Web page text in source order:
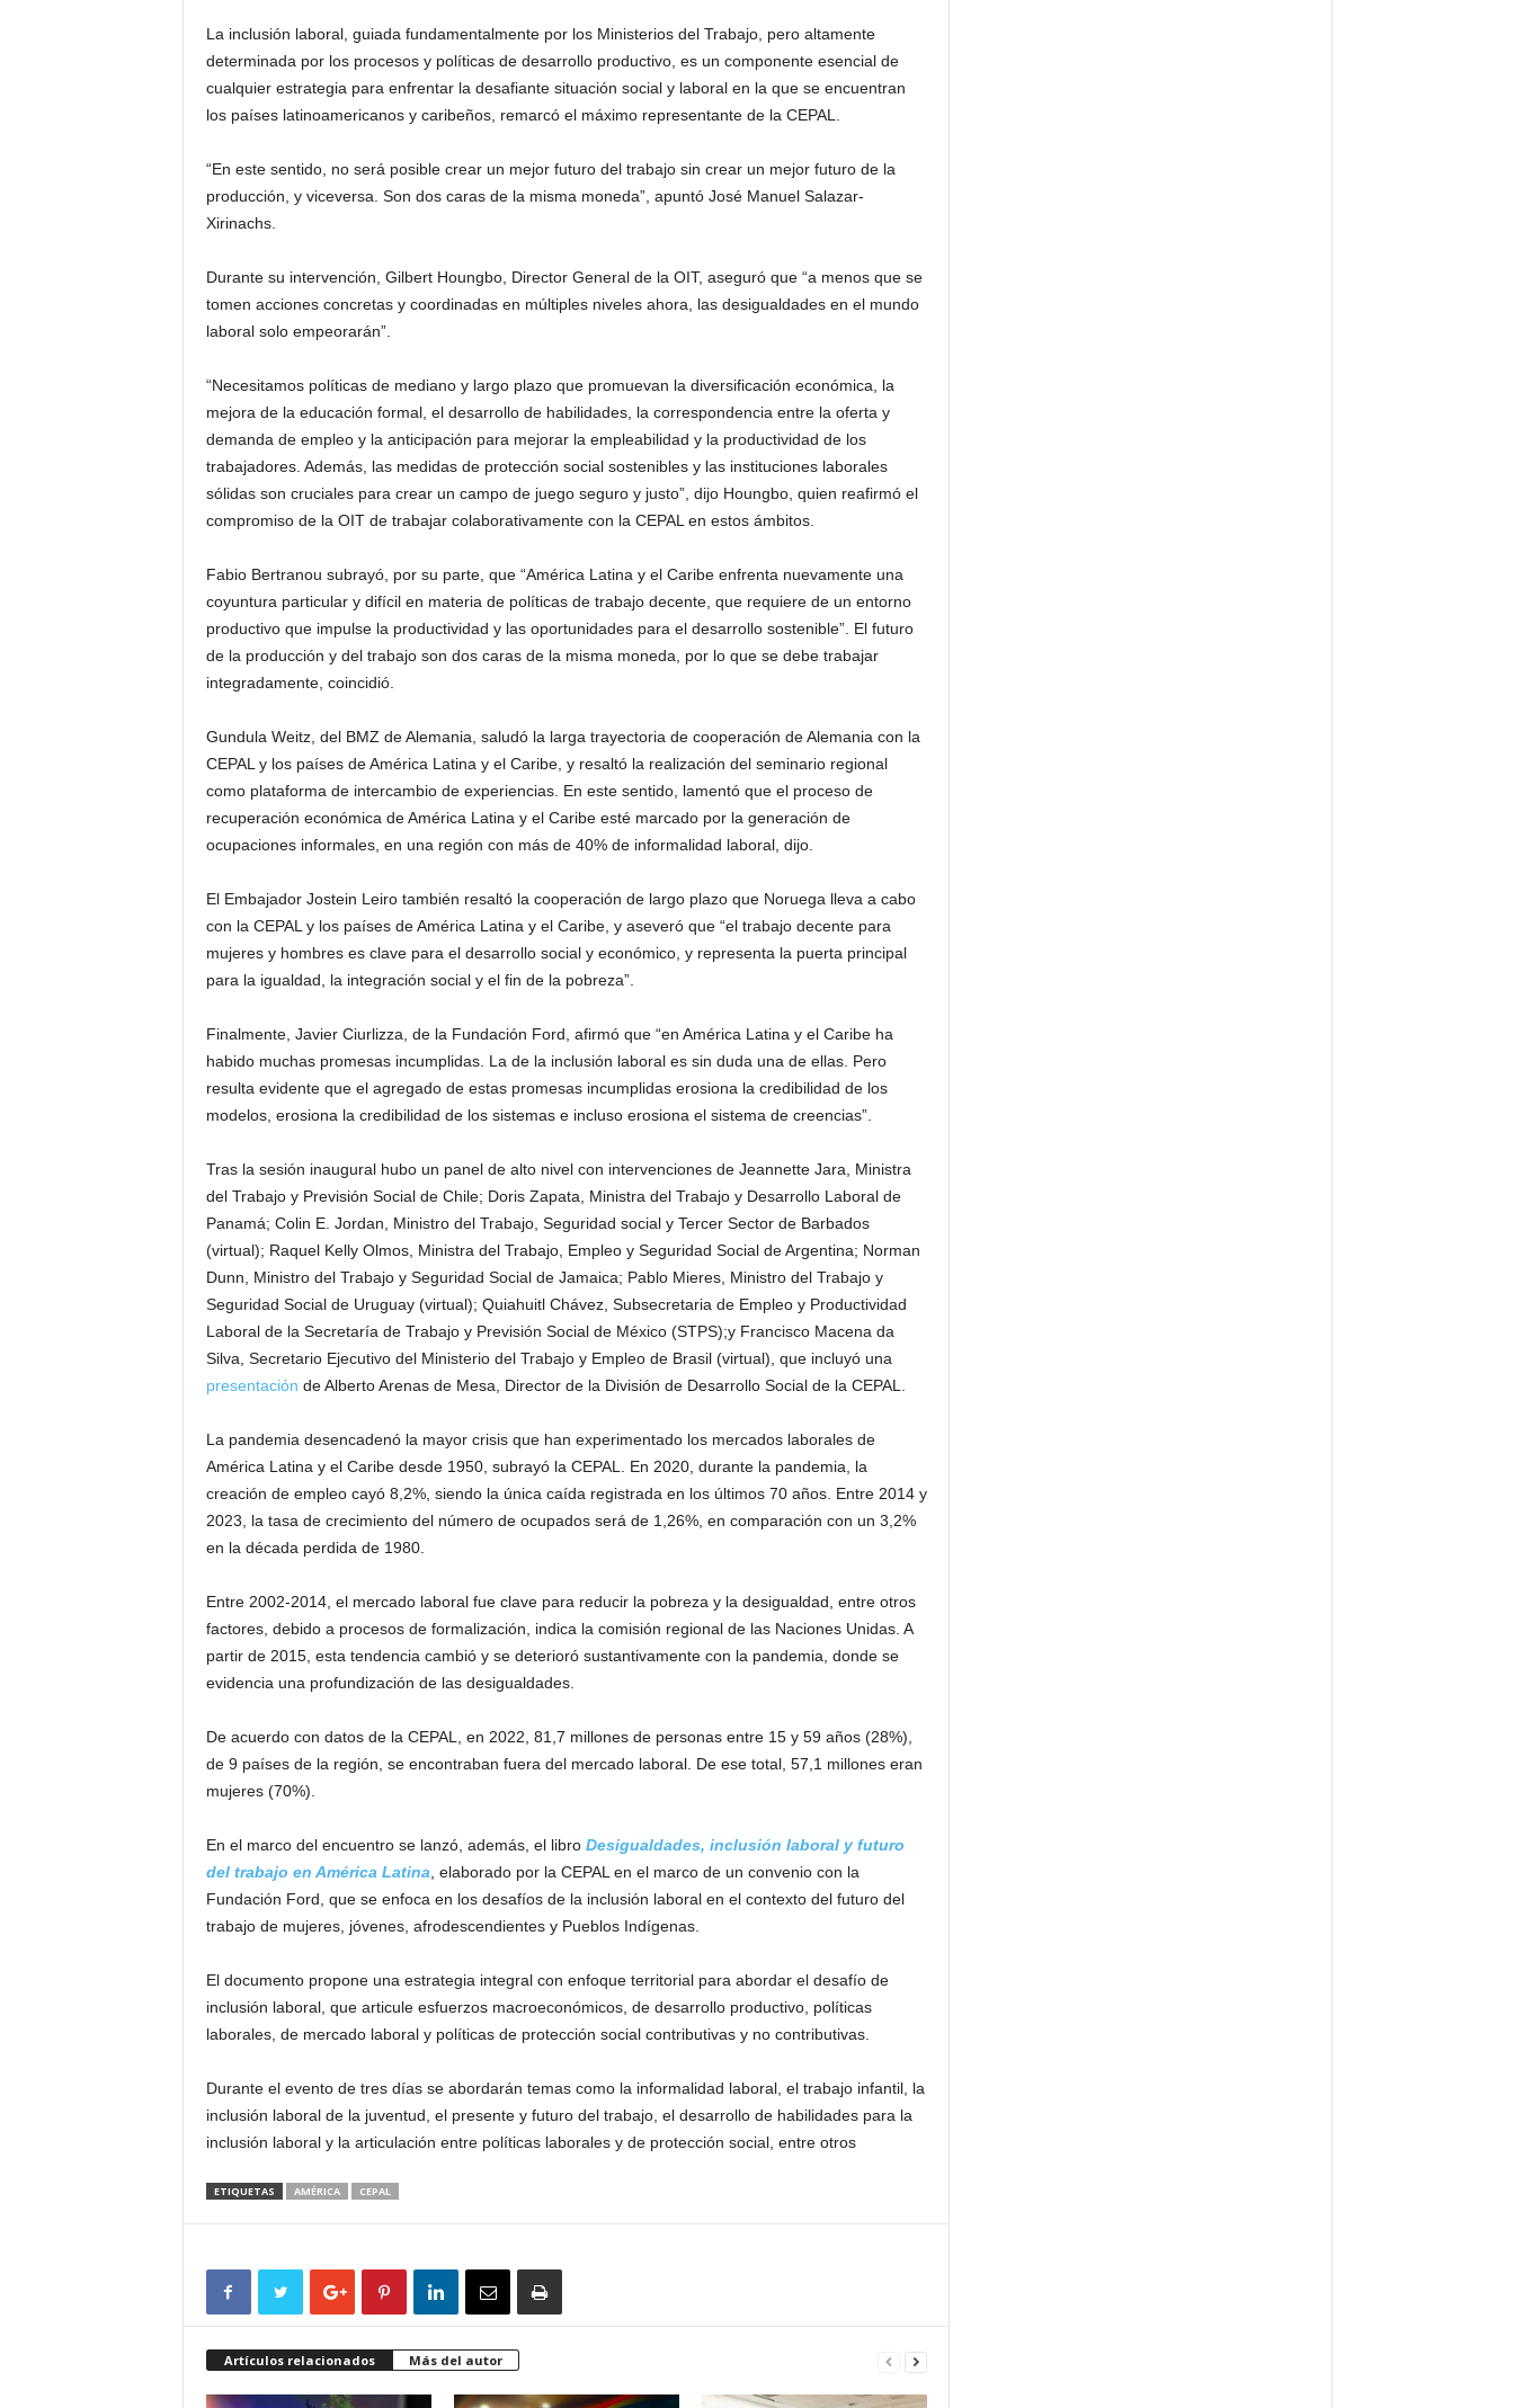
La inclusión laboral, guiada fundamentalmente por los Ministerios del Trabajo, pero altamente
determinada por los procesos y políticas de desarrollo productivo, es un componente esencial de
cualquier estrategia para enfrentar la desafiante situación social y laboral en la que se encuentran
los países latinoamericanos y caribeños, remarcó el máximo representante de la CEPAL.
“En este sentido, no será posible crear un mejor futuro del trabajo sin crear un mejor futuro de la
producción, y viceversa. Son dos caras de la misma moneda”, apuntó José Manuel Salazar-
Xirinachs.
Durante su intervención, Gilbert Houngbo, Director General de la OIT, aseguró que “a menos que se
tomen acciones concretas y coordinadas en múltiples niveles ahora, las desigualdades en el mundo
laboral solo empeorarán”.
“Necesitamos políticas de mediano y largo plazo que promuevan la diversificación económica, la
mejora de la educación formal, el desarrollo de habilidades, la correspondencia entre la oferta y
demanda de empleo y la anticipación para mejorar la empleabilidad y la productividad de los
trabajadores. Además, las medidas de protección social sostenibles y las instituciones laborales
sólidas son cruciales para crear un campo de juego seguro y justo”, dijo Houngbo, quien reafirmó el
compromiso de la OIT de trabajar colaborativamente con la CEPAL en estos ámbitos.
Fabio Bertranou subrayó, por su parte, que “América Latina y el Caribe enfrenta nuevamente una
coyuntura particular y difícil en materia de políticas de trabajo decente, que requiere de un entorno
productivo que impulse la productividad y las oportunidades para el desarrollo sostenible”. El futuro
de la producción y del trabajo son dos caras de la misma moneda, por lo que se debe trabajar
integradamente, coincidió.
Gundula Weitz, del BMZ de Alemania, saludó la larga trayectoria de cooperación de Alemania con la
CEPAL y los países de América Latina y el Caribe, y resaltó la realización del seminario regional
como plataforma de intercambio de experiencias. En este sentido, lamentó que el proceso de
recuperación económica de América Latina y el Caribe esté marcado por la generación de
ocupaciones informales, en una región con más de 40% de informalidad laboral, dijo.
El Embajador Jostein Leiro también resaltó la cooperación de largo plazo que Noruega lleva a cabo
con la CEPAL y los países de América Latina y el Caribe, y aseveró que “el trabajo decente para
mujeres y hombres es clave para el desarrollo social y económico, y representa la puerta principal
para la igualdad, la integración social y el fin de la pobreza”.
Finalmente, Javier Ciurlizza, de la Fundación Ford, afirmó que “en América Latina y el Caribe ha
habido muchas promesas incumplidas. La de la inclusión laboral es sin duda una de ellas. Pero
resulta evidente que el agregado de estas promesas incumplidas erosiona la credibilidad de los
modelos, erosiona la credibilidad de los sistemas e incluso erosiona el sistema de creencias”.
Tras la sesión inaugural hubo un panel de alto nivel con intervenciones de Jeannette Jara, Ministra
del Trabajo y Previsión Social de Chile; Doris Zapata, Ministra del Trabajo y Desarrollo Laboral de
Panamá; Colin E. Jordan, Ministro del Trabajo, Seguridad social y Tercer Sector de Barbados
(virtual); Raquel Kelly Olmos, Ministra del Trabajo, Empleo y Seguridad Social de Argentina; Norman
Dunn, Ministro del Trabajo y Seguridad Social de Jamaica; Pablo Mieres, Ministro del Trabajo y
Seguridad Social de Uruguay (virtual); Quiahuitl Chávez, Subsecretaria de Empleo y Productividad
Laboral de la Secretaría de Trabajo y Previsión Social de México (STPS);y Francisco Macena da
Silva, Secretario Ejecutivo del Ministerio del Trabajo y Empleo de Brasil (virtual), que incluyó una
presentación de Alberto Arenas de Mesa, Director de la División de Desarrollo Social de la CEPAL.
La pandemia desencadenó la mayor crisis que han experimentado los mercados laborales de
América Latina y el Caribe desde 1950, subrayó la CEPAL. En 2020, durante la pandemia, la
creación de empleo cayó 8,2%, siendo la única caída registrada en los últimos 70 años. Entre 2014 y
2023, la tasa de crecimiento del número de ocupados será de 1,26%, en comparación con un 3,2%
en la década perdida de 1980.
Entre 2002-2014, el mercado laboral fue clave para reducir la pobreza y la desigualdad, entre otros
factores, debido a procesos de formalización, indica la comisión regional de las Naciones Unidas. A
partir de 2015, esta tendencia cambió y se deterioró sustantivamente con la pandemia, donde se
evidencia una profundización de las desigualdades.
De acuerdo con datos de la CEPAL, en 2022, 81,7 millones de personas entre 15 y 59 años (28%),
de 9 países de la región, se encontraban fuera del mercado laboral. De ese total, 57,1 millones eran
mujeres (70%).
En el marco del encuentro se lanzó, además, el libro Desigualdades, inclusión laboral y futuro
del trabajo en América Latina , elaborado por la CEPAL en el marco de un convenio con la
Fundación Ford, que se enfoca en los desafíos de la inclusión laboral en el contexto del futuro del
trabajo de mujeres, jóvenes, afrodescendientes y Pueblos Indígenas.
El documento propone una estrategia integral con enfoque territorial para abordar el desafío de
inclusión laboral, que articule esfuerzos macroeconómicos, de desarrollo productivo, políticas
laborales, de mercado laboral y políticas de protección social contributivas y no contributivas.
Durante el evento de tres días se abordarán temas como la informalidad laboral, el trabajo infantil, la
inclusión laboral de la juventud, el presente y futuro del trabajo, el desarrollo de habilidades para la
inclusión laboral y la articulación entre políticas laborales y de protección social, entre otros
ETIQUETAS AMÉRICA CEPAL
Artículos relacionados Más del autor